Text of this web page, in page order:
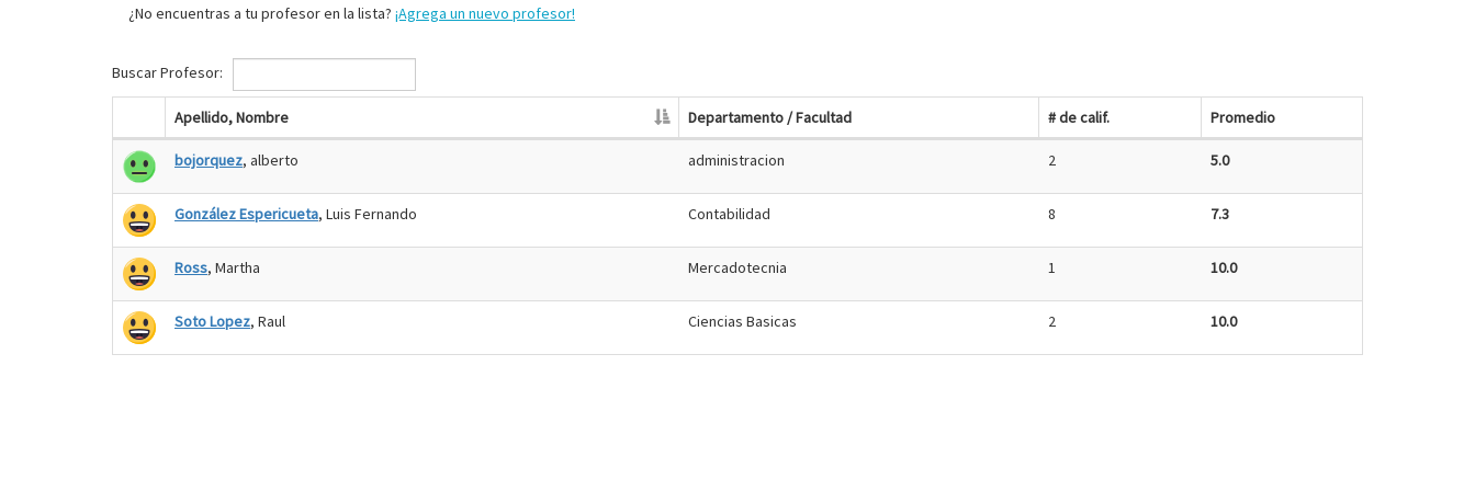
¿No encuentras a tu profesor en la lista? ¡Agrega un nuevo profesor!
Buscar Profesor:
Apellido, Nombre Departamento / Facultad # de calif. Promedio
bojorquez, alberto administracion 2 5.0
González Espericueta, Luis Fernando Contabilidad 8 7.3
Ross, Martha Mercadotecnia 1 10.0
Soto Lopez, Raul Ciencias Basicas 2 10.0